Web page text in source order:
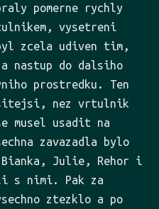
pomerne rychly
vysetreni
zcela udiven tim,
nastup do dalsiho
prostredku. Ten
nez vrtulnik
musel usadit na
zavazadla bylo
Julie, Rehor i
s nimi. Pak za
ztezklo a po